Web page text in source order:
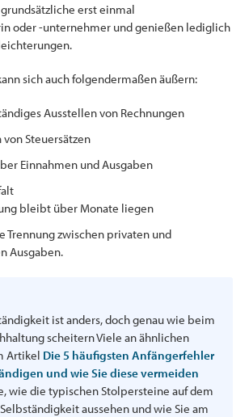
erst einmal
oder -unternehmer und genießen lediglich
sich auch folgendermaßen äußern:
Ausstellen von Rechnungen
von Steuersätzen
Einnahmen und Ausgaben
bleibt über Monate liegen
Trennung zwischen privaten und
Ausgaben.
ist anders, doch genau wie beim
scheitern Viele an ähnlichen
Artikel Die 5 häufigsten Anfängerfehler
und wie Sie diese vermeiden
wie die typischen Stolpersteine auf dem
aussehen und wie Sie am